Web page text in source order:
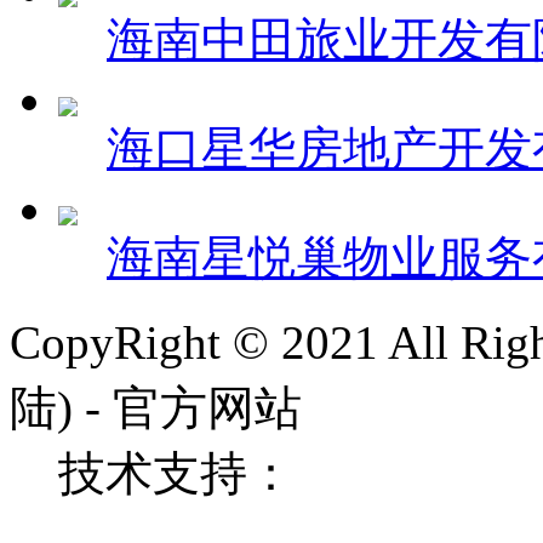
海南中田旅业开发
海口星华房地产开
海南星悦巢物业服
CopyRight © 2021 All
陆) - 官方网站
技术支持：